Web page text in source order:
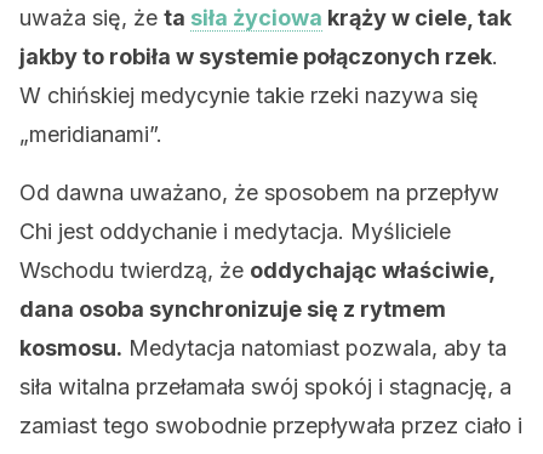
uważa się, że ta siła życiowa krąży w ciele, tak
jakby to robiła w systemie połączonych rzek.
W chińskiej medycynie takie rzeki nazywa się
„meridianami”.
Od dawna uważano, że sposobem na przepływ
Chi jest oddychanie i medytacja. Myśliciele
Wschodu twierdzą, że oddychając właściwie,
dana osoba synchronizuje się z rytmem
kosmosu. Medytacja natomiast pozwala, aby ta
siła witalna przełamała swój spokój i stagnację, a
zamiast tego swobodnie przepływała przez ciało i